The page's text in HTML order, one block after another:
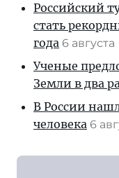
Российский
стать
года 6 августа
Ученые
Земли в два
В России
человека 6